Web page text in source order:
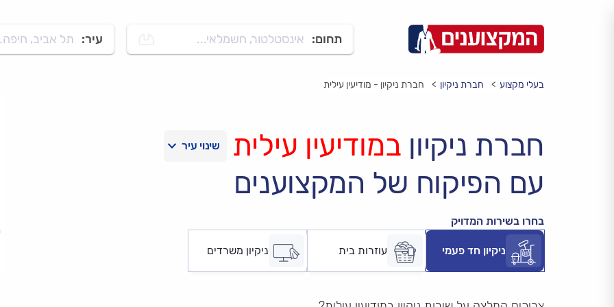
תחום: אינסטלטור, חשמלאי... עיר: תל אביב,
בעלי מקצוע חברת ניקיון חברת ניקיון - מודיעין עילית
חברת ניקיון במודיעין עילית
עם הפיקוח של המקצוענים
בחרו בשירות המדויק
ניקיון חד פעמי עוזרות בית ניקיון משרדים